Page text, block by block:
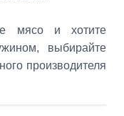
мясо и хотите
выбирайте
производителя